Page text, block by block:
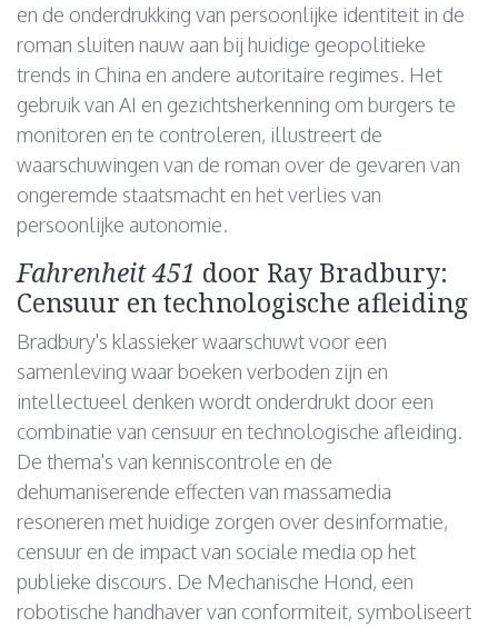
en de onderdrukking van persoonlijke identiteit in de
roman sluiten nauw aan bij huidige geopolitieke
trends in China en andere autoritaire regimes. Het
gebruik van AI en gezichtsherkenning om burgers te
monitoren en te controleren, illustreert de
waarschuwingen van de roman over de gevaren van
ongeremde staatsmacht en het verlies van
persoonlijke autonomie.
Fahrenheit 451 door Ray Bradbury:
Censuur en technologische afleiding
Bradbury's klassieker waarschuwt voor een
samenleving waar boeken verboden zijn en
intellectueel denken wordt onderdrukt door een
combinatie van censuur en technologische afleiding.
De thema's van kenniscontrole en de
dehumaniserende effecten van massamedia
resoneren met huidige zorgen over desinformatie,
censuur en de impact van sociale media op het
publieke discours. De Mechanische Hond, een
robotische handhaver van conformiteit, symboliseert